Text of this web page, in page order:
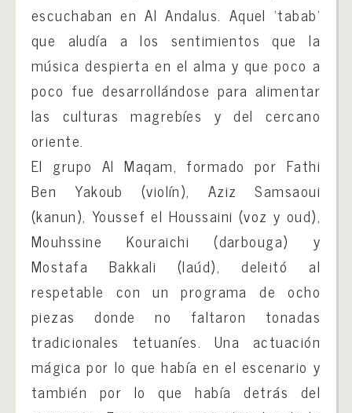
escuchaban en Al Andalus. Aquel ‘tabab’
que aludía a los sentimientos que la
música despierta en el alma y que poco a
poco fue desarrollándose para alimentar
las culturas magrebíes y del cercano
oriente.
El grupo Al Maqam, formado por Fathi
Ben Yakoub (violín), Aziz Samsaoui
(kanun), Youssef el Houssaini (voz y oud),
Mouhssine Kouraichi (darbouga) y
Mostafa Bakkali (laúd), deleitó al
respetable con un programa de ocho
piezas donde no faltaron tonadas
tradicionales tetuaníes. Una actuación
mágica por lo que había en el escenario y
también por lo que había detrás del